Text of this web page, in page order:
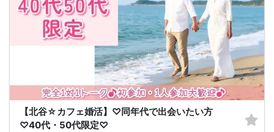
【北谷☆カフェ婚活】♡同年代で出会いたい方
♡40代・50代限定♡